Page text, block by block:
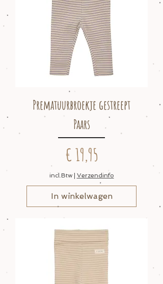
Prematuurbroekje gestreept
Paars
Prijs
€ 19,95
incl.Btw | Verzendinfo
In winkelwagen